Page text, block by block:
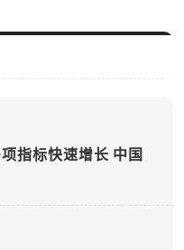
指标快速增长 中国